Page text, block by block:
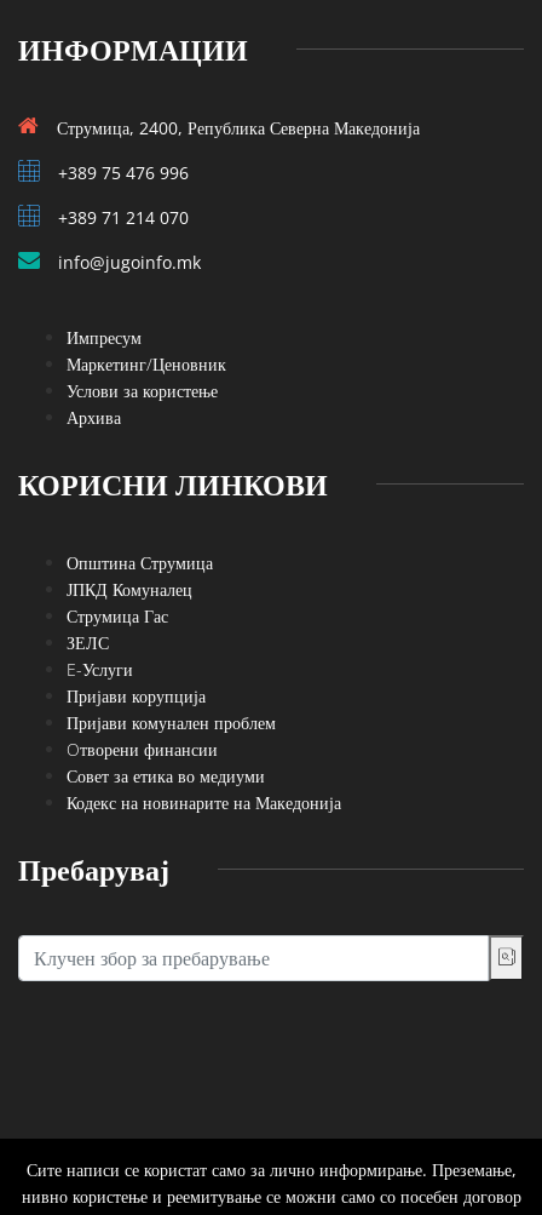
ИНФОРМАЦИИ
Струмица, 2400, Република Северна Македонија
+389 75 476 996
+389 71 214 070
info@jugoinfo.mk
Импресум
Маркетинг/Ценовник
Услови за користење
Архива
КОРИСНИ ЛИНКОВИ
Општина Струмица
ЈПКД Комуналец
Струмица Гас
ЗЕЛС
E-Услуги
Пријави корупција
Пријави комунален проблем
Oтворени финансии
Совет за етика во медиуми
Кодекс на новинарите на Македонија
Пребарувај
Сите написи се користат само за лично информирање. Преземање,
нивно користење и реемитување се можни само со посебен договор